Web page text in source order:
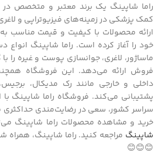
راما شاپینگ یک برند معتبر و متخصص در
کمک پزشکی در زمینه‌های فیزیوتراپی و
ارائه محصولات با کیفیت و قیمت مناسب
خود را آغاز کرده است. راما شاپینگ انواع
ماساژور، لاغری، جوانسازی پوست و غیره را
فروش ارائه می‌دهد. این فروشگاه
داخلی و خارجی مانند رک مدیکال،
پشتیبانی می‌کند. فروشگاه راما شاپینگ
سراسر کشور، سعی در رضایت‌مندی حداکثری
خرید و مشاهده محصولات راما شاپینگ
شاپینگ مراجعه کنید. راما شاپینگ، همراه
😊😊😊